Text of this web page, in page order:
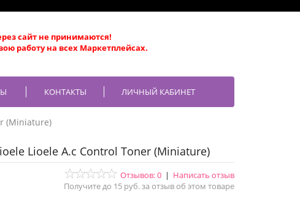
сайт не принимаются!
работу на всех Маркетплейсах.
КОНТАКТЫ ЛИЧНЫЙ КАБИНЕТ
(Miniature)
Lioele A.c Control Toner (Miniature)
Отзывов: 0 | Написать отзыв
Получите до 15 руб. за отзыв об этом товаре